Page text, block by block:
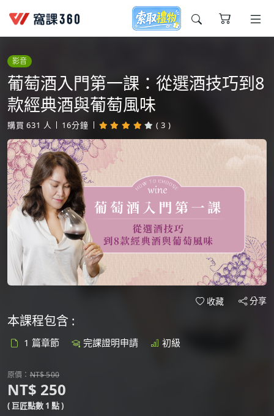
今天想要學什麼?
窩課推薦給您
影音
葡萄酒入門第一課：從選酒技巧到8
款經典酒與葡萄風味
購買 631 人 16分鐘 ( 3 )
收藏 分享
本課程包含 :
1 篇章節 完課證明申請 初級
原價：NT$ 500
NT$ 250
( 巨匠點數 1 點 )